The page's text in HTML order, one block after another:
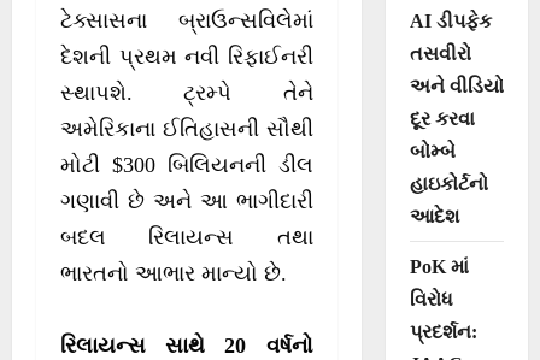
ટેક્સાસના બ્રાઉન્સવિલેમાં
દેશની પ્રથમ નવી રિફાઈનરી
સ્થાપશે. ટ્રમ્પે તેને
અમેરિકાના ઈતિહાસની સૌથી
મોટી $300 બિલિયનની ડીલ
ગણાવી છે અને આ ભાગીદારી
બદલ રિલાયન્સ તથા
ભારતનો આભાર માન્યો છે.
રિલાયન્સ સાથે 20 વર્ષનો
AI ડીપફેક
તસવીરો
અને વીડિયો
દૂર કરવા
બોમ્બે
હાઇકોર્ટનો
આદેશ
PoK માં
વિરોધ
પ્રદર્શન: